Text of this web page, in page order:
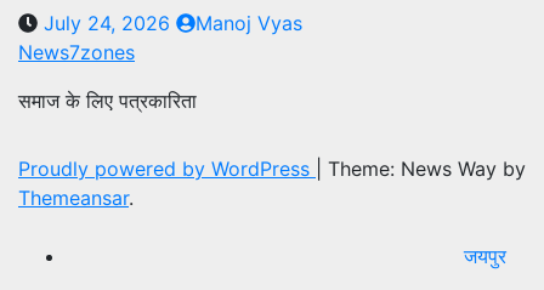
July 24, 2026
Manoj Vyas
News7zones
समाज के लिए पत्रकारिता
Proudly powered by WordPress
Theme: News Way by
Themeansar.
जयपुर